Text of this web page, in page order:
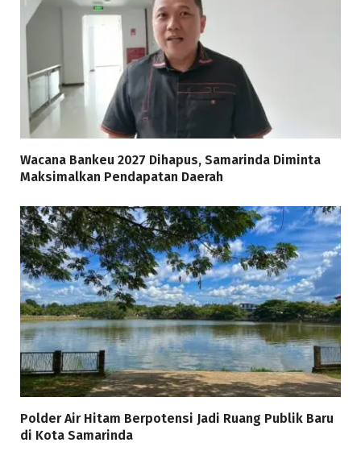
Wacana Bankeu 2027 Dihapus, Samarinda Diminta
Maksimalkan Pendapatan Daerah
Polder Air Hitam Berpotensi Jadi Ruang Publik Baru
di Kota Samarinda